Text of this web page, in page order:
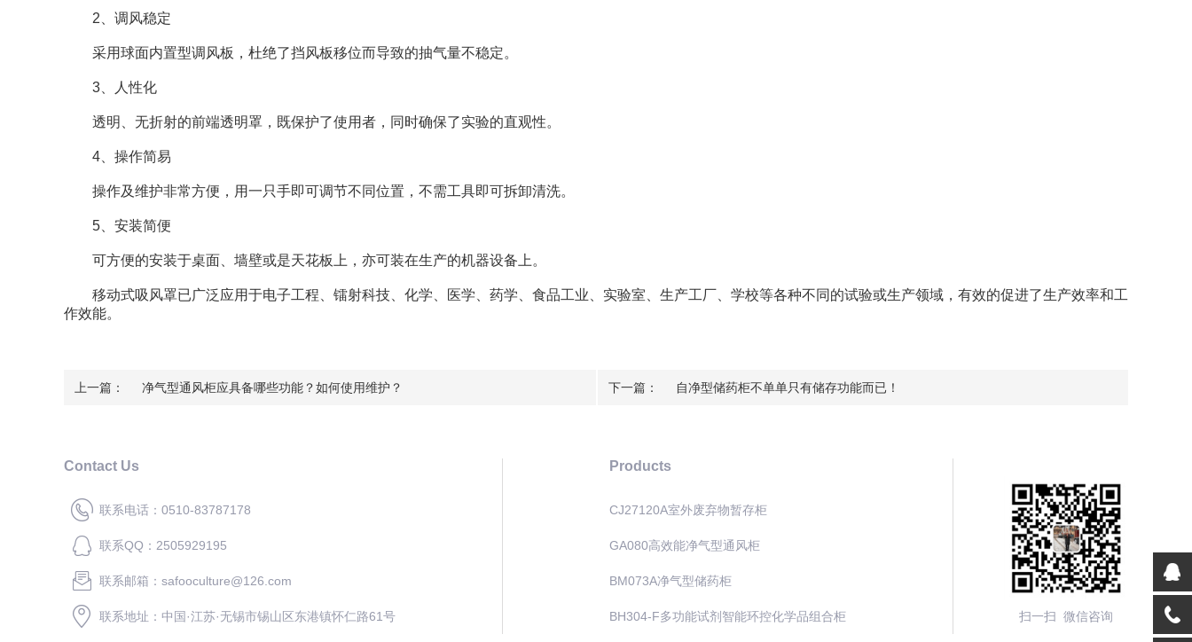
2、调风稳定
采用球面内置型调风板，杜绝了挡风板移位而导致的抽气量不稳定。
3、人性化
透明、无折射的前端透明罩，既保护了使用者，同时确保了实验的直观性。
4、操作简易
操作及维护非常方便，用一只手即可调节不同位置，不需工具即可拆卸清洗。
5、安装简便
可方便的安装于桌面、墙壁或是天花板上，亦可装在生产的机器设备上。
移动式吸风罩已广泛应用于电子工程、镭射科技、化学、医学、药学、食品工业、实验室、生产工厂、学校等各种不同的试验或生产领域，有效的促进了生产效率和工
作效能。
上一篇： 净气型通风柜应具备哪些功能？如何使用维护？ 下一篇： 自净型储药柜不单单只有储存功能而已！
Contact Us
联系电话：0510-83787178
联系QQ：2505929195
联系邮箱：safooculture@126.com
联系地址：中国·江苏·无锡市锡山区东港镇怀仁路61号
Products
CJ27120A室外废弃物暂存柜
GA080高效能净气型通风柜
BM073A净气型储药柜
BH304-F多功能试剂智能环控化学品组合柜 扫一扫 微信咨询